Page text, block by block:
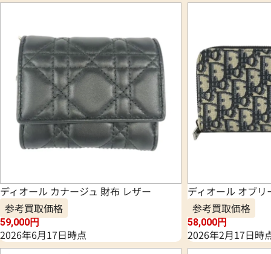
ディオール カナージュ 財布 レザー
参考買取価格
59,000円
2026年6月17日時点
ディオール オブ
参考買取価格
58,000円
2026年2月17日時